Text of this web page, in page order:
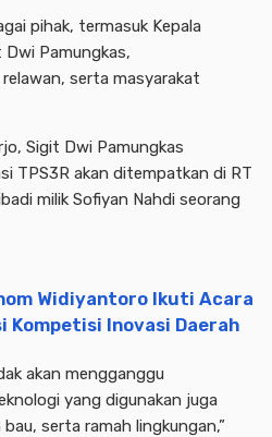
pihak, termasuk Kepala
Dwi Pamungkas,
serta masyarakat
Sigit Dwi Pamungkas
TPS3R akan ditempatkan di RT
milik Sofiyan Nahdi seorang
Widiyantoro Ikuti Acara
Kompetisi Inovasi Daerah
akan mengganggu
yang digunakan juga
serta ramah lingkungan,”